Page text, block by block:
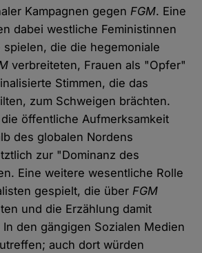
Kampagnen gegenFGM. Eine
dabei westliche Feministinnen
spielen, die die hegemoniale
verbreiteten, Frauen als "Opfer"
Stimmen, die das
zum Schweigen brächten.
öffentliche Aufmerksamkeit
des globalen Nordens
zur "Dominanz des
Eine weitere wesentliche Rolle
gespielt, die überFGM
und die Erzählung damit
den gängigen Sozialen Medien
auch dort würden